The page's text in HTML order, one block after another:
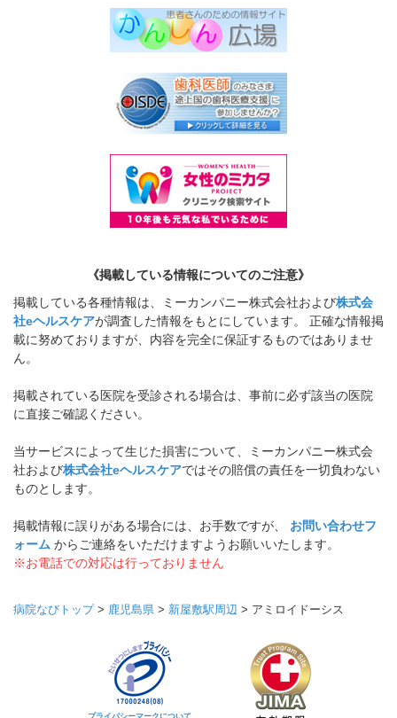
《掲載している情報についてのご注意》
掲載している各種情報は、ミーカンパニー株式会社および株式会
社eヘルスケアが調査した情報をもとにしています。 正確な情報掲
載に努めておりますが、内容を完全に保証するものではありませ
ん。
掲載されている医院を受診される場合は、事前に必ず該当の医院
に直接ご確認ください。
当サービスによって生じた損害について、ミーカンパニー株式会
社および株式会社eヘルスケアではその賠償の責任を一切負わない
ものとします。
掲載情報に誤りがある場合には、お手数ですが、 お問い合わせフ
ォーム からご連絡をいただけますようお願いいたします。
※お電話での対応は行っておりません
病院なびトップ> 鹿児島県 > 新屋敷駅周辺 > アミロイドーシス
プライバシーマークについて